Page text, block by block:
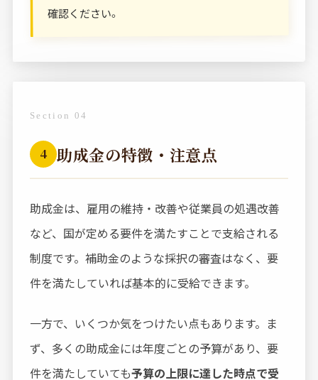
確認ください。
Section 04
4 助成金の特徴・注意点
助成金は、雇用の維持・改善や従業員の処遇改善
など、国が定める要件を満たすことで支給される
制度です。補助金のような採択の審査はなく、要
件を満たしていれば基本的に受給できます。
一方で、いくつか気をつけたい点もあります。ま
ず、多くの助成金には年度ごとの予算があり、要
件を満たしていても予算の上限に達した時点で受